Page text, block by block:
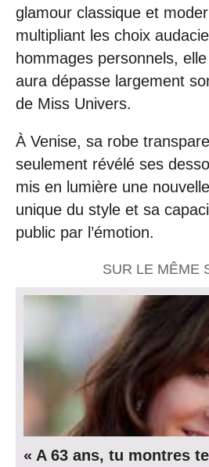
glamour classique et
multipliant les choix
hommages personnels,
aura dépasse largement
de Miss Univers.
À Venise, sa robe
seulement révélé ses
mis en lumière une
unique du style et sa
public par l’émotion.
SUR LE MÊME
« A 63 ans, tu montres